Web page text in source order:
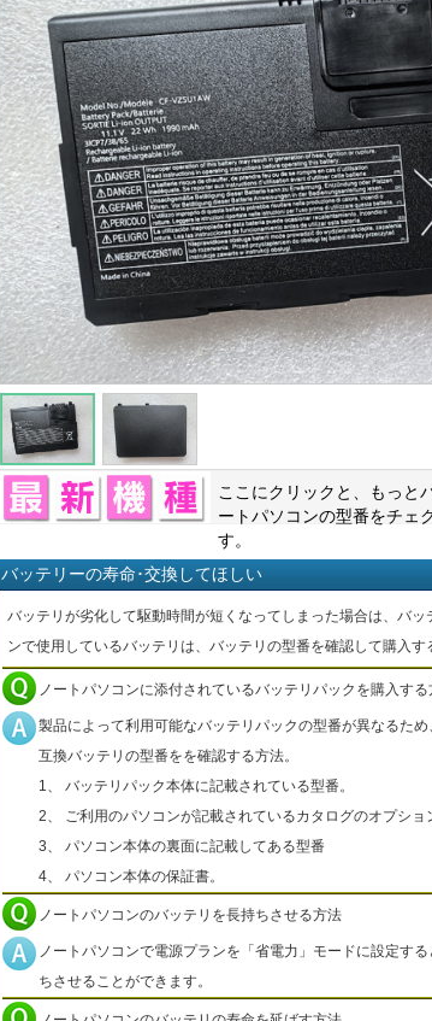
ここにクリックと、もっと
ートパソコンの型番をチェ
す。
バッテリーの寿命･交換してほしい
バッテリが劣化して駆動時間が短くなってしまった場合は、バ
ンで使用しているバッテリは、バッテリの型番を確認して購入す
ノートパソコンに添付されているバッテリパックを購入する
製品によって利用可能なバッテリパックの型番が異なるため
互換バッテリの型番をを確認する方法。
1、 バッテリパック本体に記載されている型番。
2、 ご利用のパソコンが記載されているカタログのオプショ
3、 パソコン本体の裏面に記載してある型番
4、 パソコン本体の保証書。
ノートパソコンのバッテリを長持ちさせる方法
ノートパソコンで電源プランを「省電力」モードに設定す
ちさせることができます。